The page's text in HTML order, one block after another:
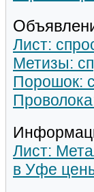
Лист:
Метизы:
Порошок:
Лист:
в Уфе